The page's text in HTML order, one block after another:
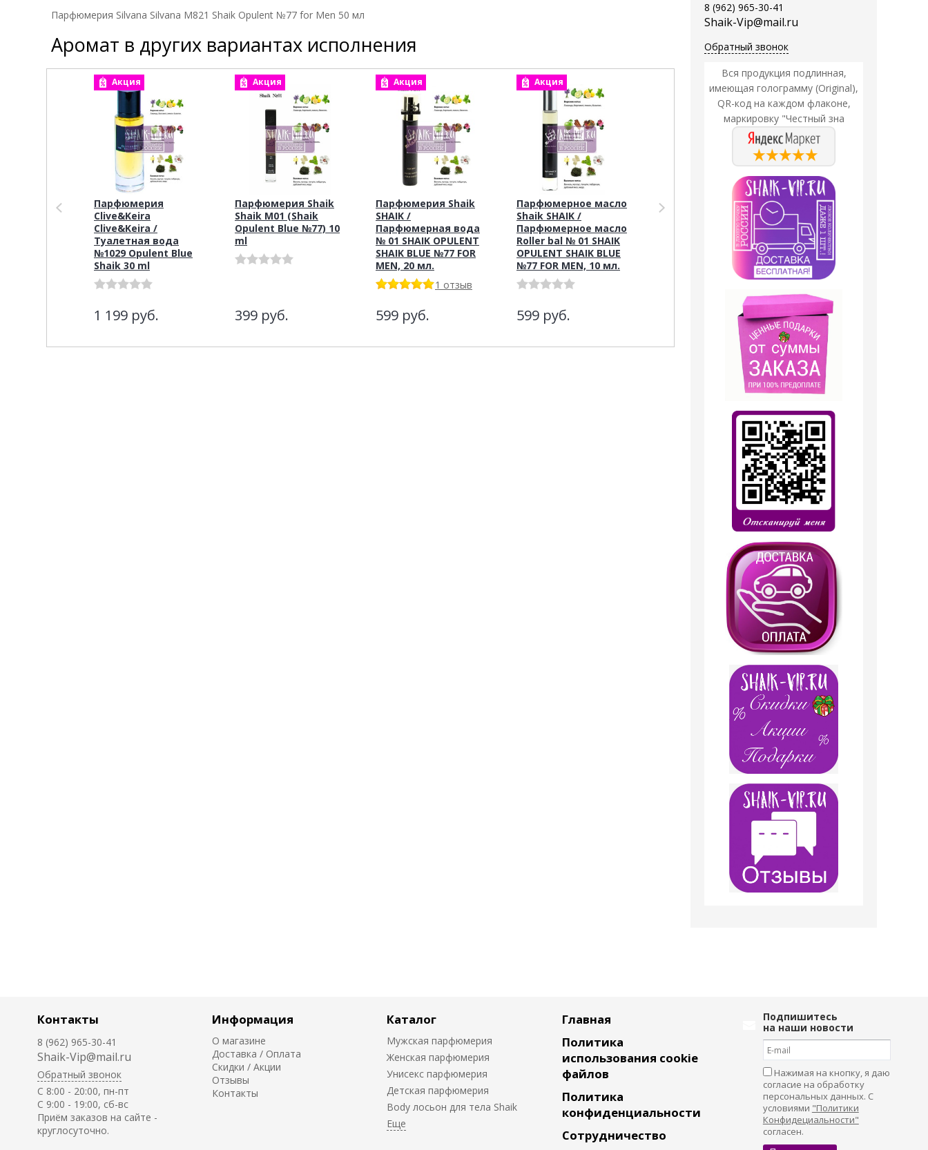
8 (962) 965-30-41
Shaik-Vip@mail.ru
Обратный звонок
Вся продукция подлинная,
имеющая голограмму (Original),
QR-код на каждом флаконе,
маркировку "Честный зна
Парфюмерия Silvana Silvana M821 Shaik Opulent №77 for Men 50 мл
Аромат в других вариантах исполнения
Акция
Парфюмерия
Clive&Keira
Clive&Keira /
Туалетная вода
№1029 Opulent Blue
Shaik 30 ml
1 199 руб.
Акция
Парфюмерия Shaik
Shaik M01 (Shaik
Opulent Blue №77) 10
ml
399 руб.
Акция
Парфюмерия Shaik
SHAIK /
Парфюмерная вода
№ 01 SHAIK OPULENT
SHAIK BLUE №77 FOR
MEN, 20 мл.
1 отзыв
599 руб.
Акция
Парфюмерное масло
Shaik SHAIK /
Парфюмерное масло
Roller bal № 01 SHAIK
OPULENT SHAIK BLUE
№77 FOR MEN, 10 мл.
599 руб.
Парфюмерия Shaik
Shaik M01 (Shaik
Opulent Blue №77), 50
Акция
Парфюмерия Shaik
Тестер Shaik M01
(Shaik Opulent Blue
№77), 25 ml
699руб.
Контакты
8 (962) 965-30-41
Shaik-Vip@mail.ru
Обратный звонок
C 8:00 - 20:00, пн-пт
С 9:00 - 19:00, сб-вс
Приём заказов на сайте -
круглосуточно.
Информация
О магазине
Доставка / Оплата
Скидки / Акции
Отзывы
Контакты
Каталог
Мужская парфюмерия
Женская парфюмерия
Унисекс парфюмерия
Детская парфюмерия
Body лосьон для тела Shaik
Главная
Политика
использования cookie
файлов
Политика
конфиденциальности
Сотрудничество
Подпишитесь
на наши новости
Нажимая на кнопку, я даю
согласие на обработку
персональных данных. С
условиями "Политики
Конфидециальности"
согласен.